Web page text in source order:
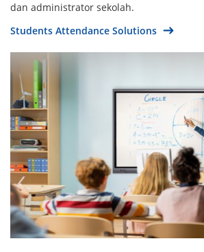
dan administrator sekolah.
Students Attendance Solutions